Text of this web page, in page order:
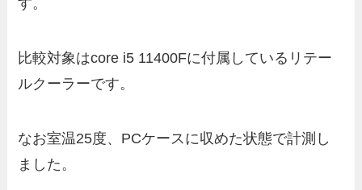
比較対象はcore i5 11400Fに付属しているリテー
ルクーラーです。
なお室温25度、PCケースに収めた状態で計測し
ました。